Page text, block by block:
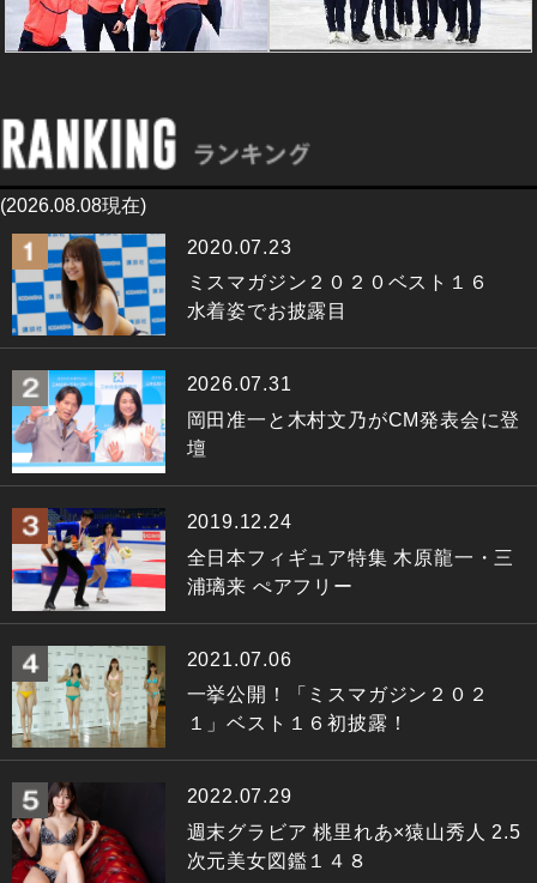
(2026.08.08現在)
2020.07.23
ミスマガジン２０２０ベスト１６
水着姿でお披露目
2026.07.31
岡田准一と木村文乃がCM発表会に登
壇
2019.12.24
全日本フィギュア特集 木原龍一・三
浦璃来 ぺアフリー
2021.07.06
一挙公開！「ミスマガジン２０２
１」ベスト１６初披露！
2022.07.29
週末グラビア 桃里れあ×猿山秀人 2.5
次元美女図鑑１４８